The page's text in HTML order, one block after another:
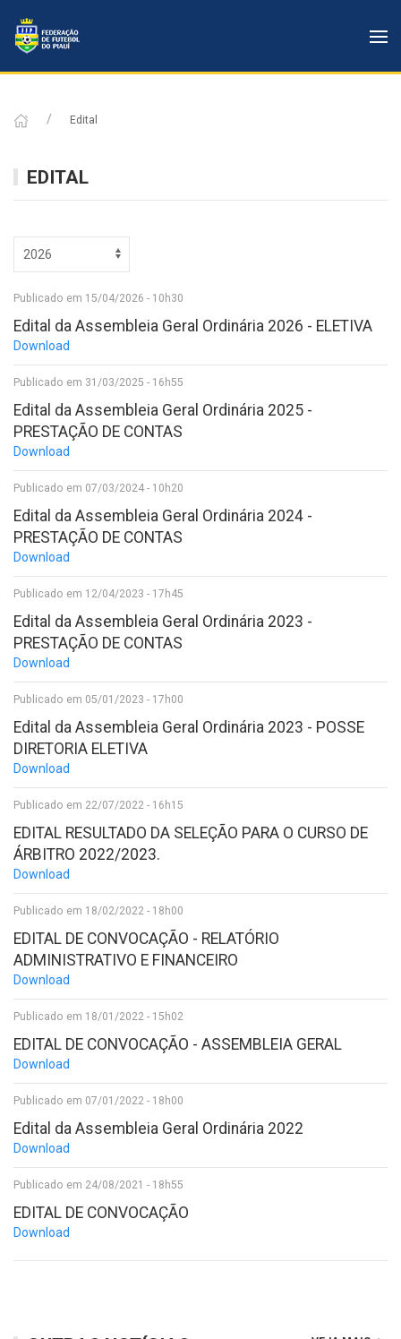
Edital
EDITAL
Publicado em 15/04/2026 - 10h30
Edital da Assembleia Geral Ordinária 2026 - ELETIVA
Download
Publicado em 31/03/2025 - 16h55
Edital da Assembleia Geral Ordinária 2025 -
PRESTAÇÃO DE CONTAS
Download
Publicado em 07/03/2024 - 10h20
Edital da Assembleia Geral Ordinária 2024 -
PRESTAÇÃO DE CONTAS
Download
Publicado em 12/04/2023 - 17h45
Edital da Assembleia Geral Ordinária 2023 -
PRESTAÇÃO DE CONTAS
Download
Publicado em 05/01/2023 - 17h00
Edital da Assembleia Geral Ordinária 2023 - POSSE
DIRETORIA ELETIVA
Download
Publicado em 22/07/2022 - 16h15
EDITAL RESULTADO DA SELEÇÃO PARA O CURSO DE
ÁRBITRO 2022/2023.
Download
Publicado em 18/02/2022 - 18h00
EDITAL DE CONVOCAÇÃO - RELATÓRIO
ADMINISTRATIVO E FINANCEIRO
Download
Publicado em 18/01/2022 - 15h02
EDITAL DE CONVOCAÇÃO - ASSEMBLEIA GERAL
Download
Publicado em 07/01/2022 - 18h00
Edital da Assembleia Geral Ordinária 2022
Download
Publicado em 24/08/2021 - 18h55
EDITAL DE CONVOCAÇÃO
Download